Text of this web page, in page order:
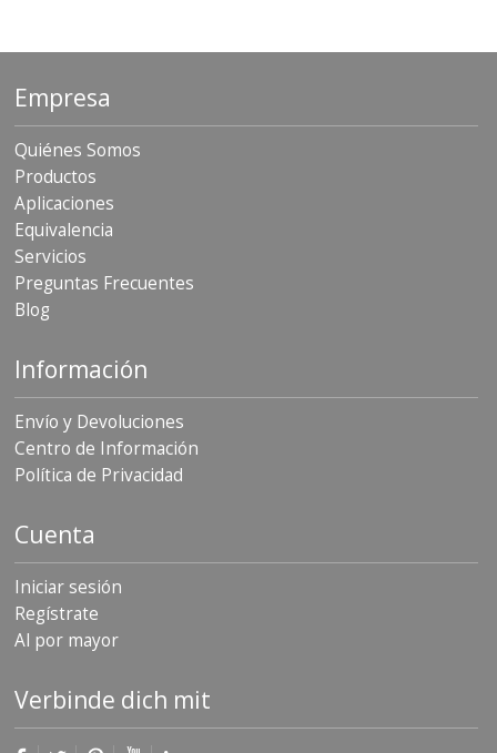
Empresa
Quiénes Somos
Productos
Aplicaciones
Equivalencia
Servicios
Preguntas Frecuentes
Blog
Información
Envío y Devoluciones
Centro de Información
Política de Privacidad
Cuenta
Iniciar sesión
Regístrate
Al por mayor
Verbinde dich mit